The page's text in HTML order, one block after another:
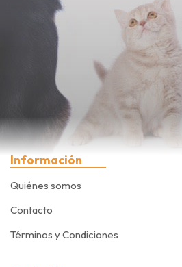
Información
Quiénes somos
Contacto
Términos y Condiciones